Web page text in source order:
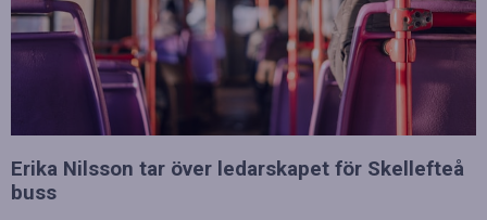
Erika Nilsson tar över ledarskapet för Skellefteå
buss